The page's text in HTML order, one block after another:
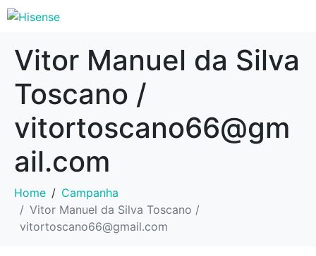
Vitor Manuel da Silva
Toscano /
vitortoscano66@gm
ail.com
Home
Campanha
Vitor Manuel da Silva Toscano /
vitortoscano66@gmail.com